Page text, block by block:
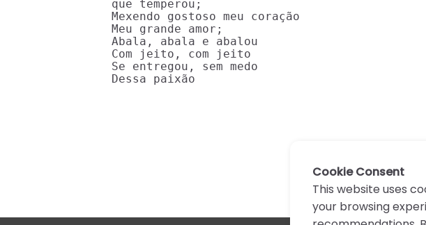
que temperou;
Mexendo gostoso meu coração
Meu grande amor;
Abala, abala e abalou
Com jeito, com jeito
Se entregou, sem medo
Dessa paixão
Cookie Consent
This website uses
your browsing